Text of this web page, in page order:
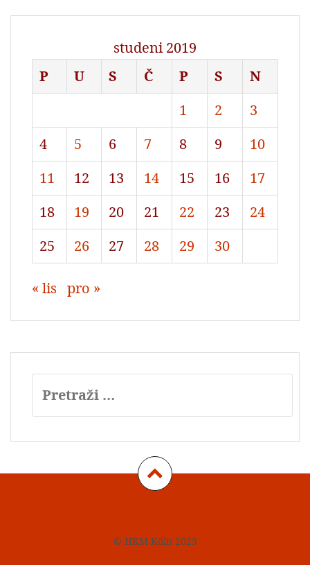
studeni 2019
P
U S Č P S
N
1
2
3
4
5 6 7 8 9
10
11
12 13 14 15 16
17
18
19 20 21 22 23
24
25
26 27 28 29 30
« lis pro »
© HKM Köln 2025